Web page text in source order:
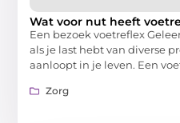
Wat voor nut heeft
Een bezoek voetreflex
als je last hebt van diverse
aanloopt in je leven. Een
Zorg